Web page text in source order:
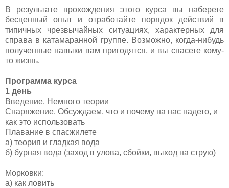
В результате прохождения этого курса вы наберете
бесценный опыт и отработайте порядок действий в
типичных чрезвычайных ситуациях, характерных для
справа в катамаранной группе. Возможно, когда-нибудь
полученные навыки вам пригодятся, и вы спасете кому-
то жизнь.
Программа курса
1 день
Введение. Немного теории
Снаряжение. Обсуждаем, что и почему на нас надето, и
как это использовать
Плавание в спасжилете
а) теория и гладкая вода
б) бурная вода (заход в улова, сбойки, выход на струю)
Морковки:
а) как ловить